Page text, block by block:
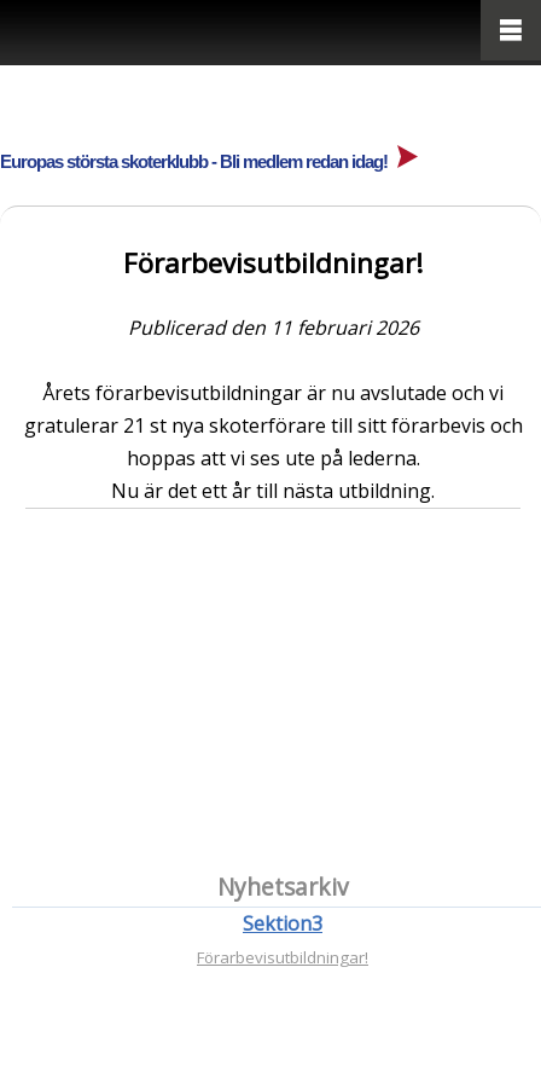
Europas största skoterklubb - Bli medlem redan idag!
Nyhetsarkiv
Sektion3
Förarbevisutbildningar!
Förarbevisutbildningar!
Publicerad den 11 februari 2026
Årets förarbevisutbildningar är nu avslutade och vi
gratulerar 21 st nya skoterförare till sitt förarbevis och
hoppas att vi ses ute på lederna.
Nu är det ett år till nästa utbildning.